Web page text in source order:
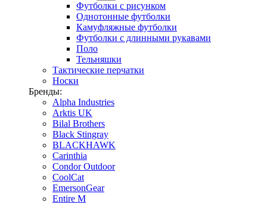
Футболки с рисунком
Однотонные футболки
Камуфляжные футболки
Футболки с длинными рукавами
Поло
Тельняшки
Тактические перчатки
Носки
Бренды:
Alpha Industries
Arktis UK
Bilal Brothers
Black Stingray
BLACKHAWK
Carinthia
Condor Outdoor
CoolCat
EmersonGear
Entire M